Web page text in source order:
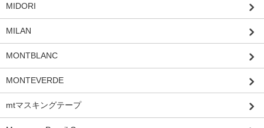
MIDORI
MILAN
MONTBLANC
MONTEVERDE
mtマスキングテープ